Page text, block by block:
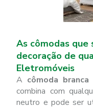
As cômodas que
decoração de
Eletromóveis
A cômoda branca
combina com
neutro e pode ser